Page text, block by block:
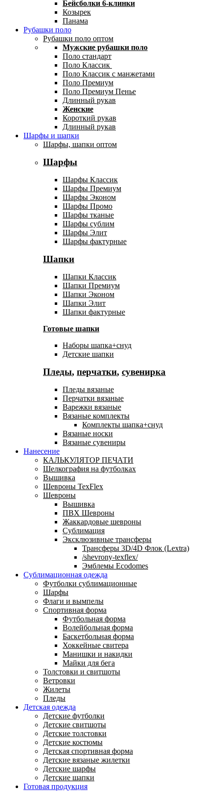
Бейсболки 6-клинки
Козырек
Панама
Рубашки поло
Рубашки поло оптом
Мужские рубашки поло
Поло стандарт
Поло Классик
Поло Классик с манжетами
Поло Премиум
Поло Премиум Пенье
Длинный рукав
Женские
Короткий рукав
Длинный рукав
Шарфы и шапки
Шарфы, шапки оптом
Шарфы
Шарфы Классик
Шарфы Премиум
Шарфы Эконом
Шарфы Промо
Шарфы тканые
Шарфы сублим
Шарфы Элит
Шарфы фактурные
Шапки
Шапки Классик
Шапки Премиум
Шапки Эконом
Шапки Элит
Шапки фактурные
Готовые шапки
Наборы шапка+снуд
Детские шапки
Пледы, перчатки, сувенирка
Пледы вязаные
Перчатки вязаные
Варежки вязаные
Вязаные комплекты
Комплекты шапка+снуд
Вязаные носки
Вязаные сувениры
Нанесение
КАЛЬКУЛЯТОР ПЕЧАТИ
Шелкография на футболках
Вышивка
Шевроны TexFlex
Шевроны
Вышивка
ПВХ Шевроны
Жаккардовые шевроны
Сублимация
Эксклюзивные трансферы
Трансферы 3D/4D Флок (Lextra)
/shevrony-texflex/
Эмблемы Ecodomes
Сублимационная одежда
Футболки сублимационные
Шарфы
Флаги и вымпелы
Спортивная форма
Футбольная форма
Волейбольная форма
Баскетбольная форма
Хоккейные свитера
Манишки и накидки
Майки для бега
Толстовки и свитшоты
Ветровки
Жилеты
Пледы
Детская одежда
Детские футболки
Детские свитшоты
Детские толстовки
Детские костюмы
Детская спортивная форма
Детские вязаные жилетки
Детские шарфы
Детские шапки
Готовая продукция